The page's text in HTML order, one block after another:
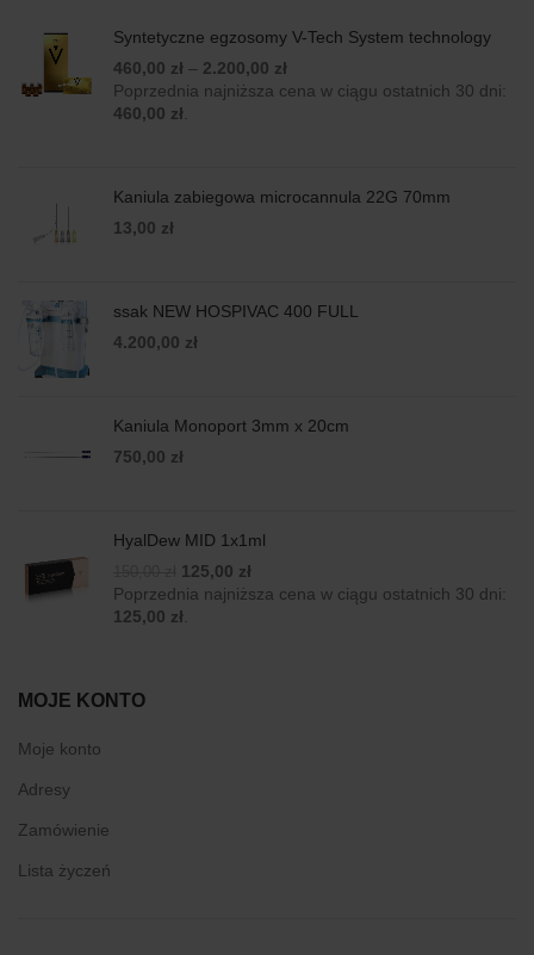
Syntetyczne egzosomy V-Tech System technology
460,00 zł – 2.200,00 zł
Poprzednia najniższa cena w ciągu ostatnich 30 dni:
460,00 zł
Kaniula zabiegowa microcannula 22G 70mm
13,00 zł
ssak NEW HOSPIVAC 400 FULL
4.200,00 zł
Kaniula Monoport 3mm x 20cm
750,00 zł
HyalDew MID 1x1ml
Original
price
was:
125,00 zł
price
Poprzednia najniższa cena w ciągu ostatnich 30 dni:
125,00 zł
MOJE KONTO
Moje konto
Adresy
Zamówienie
Lista życzeń